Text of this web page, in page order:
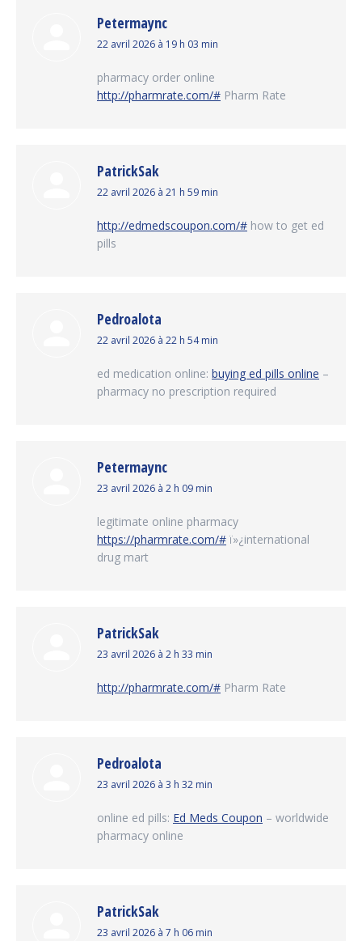
Petermaync
dit
22 avril 2026 à 19 h 03 min
pharmacy order online
http://pharmrate.com/# Pharm Rate
PatrickSak
dit
22 avril 2026 à 21 h 59 min
http://edmedscoupon.com/# how to get ed
pills
Pedroalota
dit
22 avril 2026 à 22 h 54 min
ed medication online: buying ed pills online –
pharmacy no prescription required
Petermaync
dit
23 avril 2026 à 2 h 09 min
legitimate online pharmacy
https://pharmrate.com/# ï»¿international
drug mart
PatrickSak
dit
23 avril 2026 à 2 h 33 min
http://pharmrate.com/# Pharm Rate
Pedroalota
dit
23 avril 2026 à 3 h 32 min
online ed pills: Ed Meds Coupon – worldwide
pharmacy online
PatrickSak
dit
23 avril 2026 à 7 h 06 min